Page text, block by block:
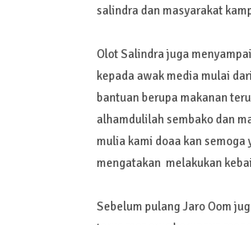
salindra dan masyarakat
Olot Salindra juga
kepada awak media mulai
bantuan berupa makanan
alhamdulilah sembako dan
mulia kami doaa kan
mengatakan melakukan
Sebelum pulang Jaro Oom